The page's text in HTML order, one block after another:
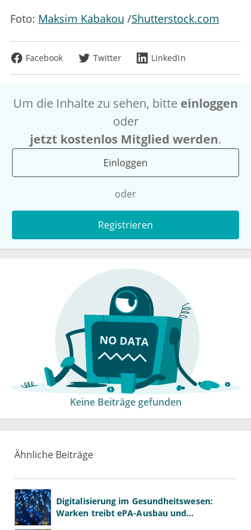
Foto: Maksim Kabakou /Shutterstock.com
Facebook Twitter LinkedIn
Um die Inhalte zu sehen, bitte einloggen
oder
jetzt kostenlos Mitglied werden.
Einloggen
oder
Registrieren
Keine Beiträge gefunden
Ähnliche Beiträge
Digitalisierung im Gesundheitswesen:
Warken treibt ePA-Ausbau und